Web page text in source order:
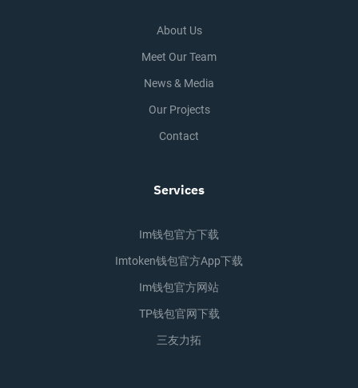
About Us
Meet Our Team
News & Media
Our Projects
Contact
Services
Im钱包官方下载
Imtoken钱包官方app下载
Im钱包官方网站
TP钱包官网下载
三友力拓